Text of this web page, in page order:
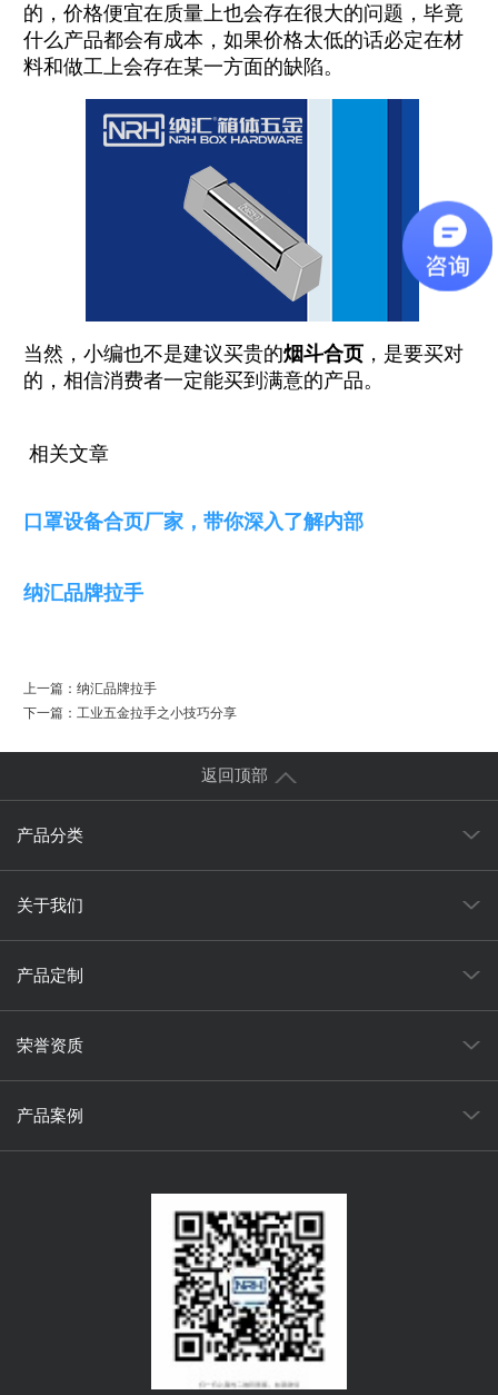
的，价格便宜在质量上也会存在很大的问题，毕竟
什么产品都会有成本，如果价格太低的话必定在材
料和做工上会存在某一方面的缺陷。
当然，小编也不是建议买贵的烟斗合页，是要买对
的，相信消费者一定能买到满意的产品。
相关文章
口罩设备合页厂家，带你深入了解内部
纳汇品牌拉手
上一篇： 纳汇品牌拉手
下一篇： 工业五金拉手之小技巧分享
返回顶部
产品分类
关于我们
产品定制
荣誉资质
产品案例